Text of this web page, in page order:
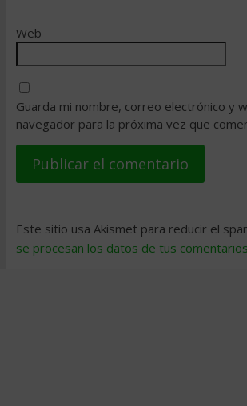
Web
Guarda mi nombre, correo electrónico y
navegador para la próxima vez que
Este sitio usa Akismet para reducir el
se procesan los datos de tus comentarios